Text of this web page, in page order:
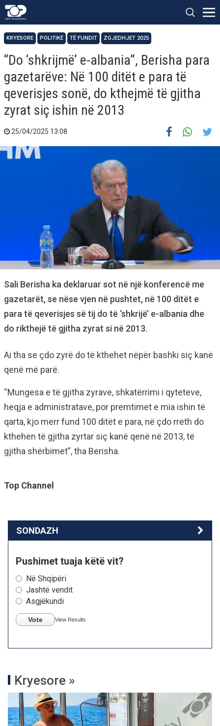
KRYESORE POLITIKË TË FUNDIT ZGJEDHJET 2025
“Do ‘shkrijmë’ e-albania”, Berisha para
gazetarëve: Në 100 ditët e para të
qeverisjes sonë, do kthejmë të gjitha
zyrat siç ishin në 2013
25/04/2025 13:08
Sali Berisha ka deklaruar sot në një konferencë me
gazetarët, se nëse vjen në pushtet, në 100 ditët e
para të qeverisjes së tij do të ‘shkrijë’ e-albania dhe
do rikthejë të gjitha zyrat si në 2013.
Ai tha se çdo zyrë do të kthehet nëpër bashki siç kanë
qenë më parë.
“Mungesa e të gjitha zyrave, shkatërrimi i qyteteve,
heqja e administratave, por premtimet e mia ishin të
qarta, kjo merr fund 100 ditët e para, në çdo rreth do
kthehen të gjitha zyrtar siç kanë qenë në 2013, të
gjitha shërbimet”, tha Berisha.
Top Channel
SONDAZH
Pushimet tuaja këtë vit?
Në Shqipëri
Jashtë vendit
Asgjëkundi
Vote View Results
Kryesore »